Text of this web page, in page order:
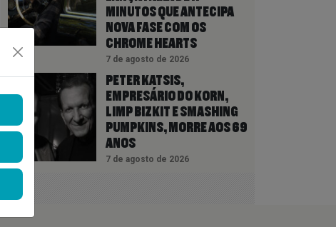
MINUTOS QUE ANTECIPA
NOVA FASE COM OS
CHROME HEARTS
7 de agosto de 2026
PETER KATSIS,
EMPRESÁRIO DO KORN,
LIMP BIZKIT E SMASHING
PUMPKINS, MORRE AOS 69
ANOS
7 de agosto de 2026